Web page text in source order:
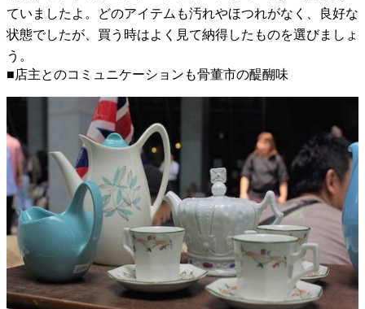
ていましたよ。どのアイテムも汚れやほつれがなく、良好な
状態でしたが、買う時はよく見て納得したものを選びましょ
う。
■店主とのコミュニケーションも骨董市の醍醐味